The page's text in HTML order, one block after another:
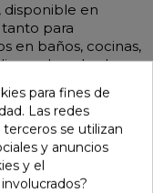
disponible en
para
en baños, cocinas,
o abombado,
clásico en blanco
es resistente a la
su durabilidad y
para fines de
Las redes
terceros se utilizan
y anuncios
y el